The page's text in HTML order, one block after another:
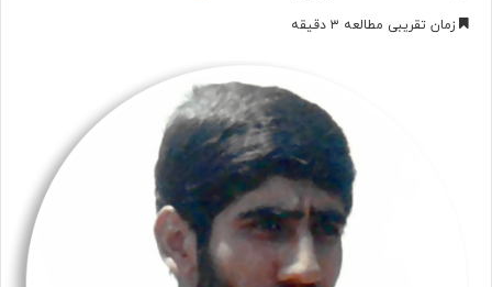
زمان تقریبی مطالعه ۳ دقیقه